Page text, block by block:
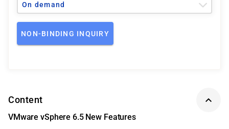
On demand
NON-BINDING INQUIRY
Content
VMware vSphere 6.5 New Features